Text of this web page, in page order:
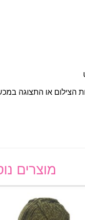
הצילום או התצוגה
מוצרים